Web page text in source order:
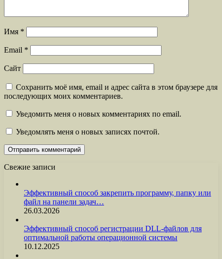
Имя *
Email *
Сайт
Сохранить моё имя, email и адрес сайта в этом браузере для
последующих моих комментариев.
Уведомить меня о новых комментариях по email.
Уведомлять меня о новых записях почтой.
Свежие записи
Эффективный способ закрепить программу, папку или
файл на панели задач…
26.03.2026
Эффективный способ регистрации DLL-файлов для
оптимальной работы операционной системы
10.12.2025